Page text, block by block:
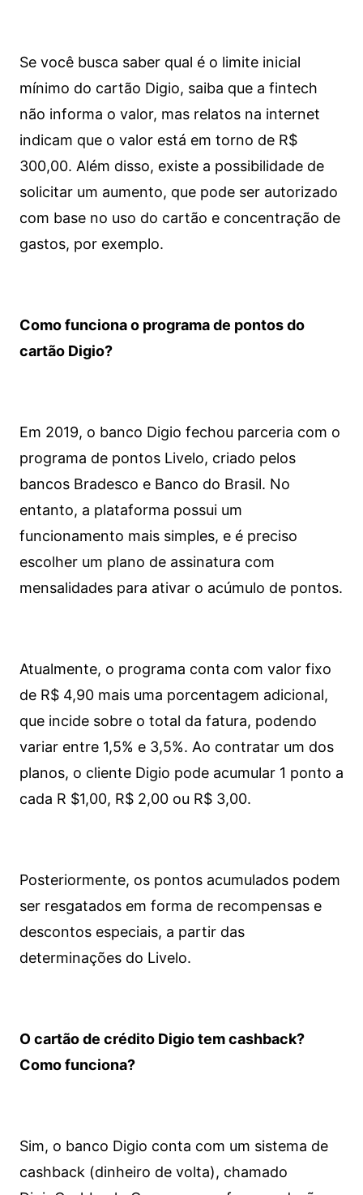
Se você busca saber qual é o limite inicial
mínimo do cartão Digio, saiba que a fintech
não informa o valor, mas relatos na internet
indicam que o valor está em torno de R$
300,00. Além disso, existe a possibilidade de
solicitar um aumento, que pode ser autorizado
com base no uso do cartão e concentração de
gastos, por exemplo.
Como funciona o programa de pontos do
cartão Digio?
Em 2019, o banco Digio fechou parceria com o
programa de pontos Livelo, criado pelos
bancos Bradesco e Banco do Brasil. No
entanto, a plataforma possui um
funcionamento mais simples, e é preciso
escolher um plano de assinatura com
mensalidades para ativar o acúmulo de pontos.
Atualmente, o programa conta com valor fixo
de R$ 4,90 mais uma porcentagem adicional,
que incide sobre o total da fatura, podendo
variar entre 1,5% e 3,5%. Ao contratar um dos
planos, o cliente Digio pode acumular 1 ponto a
cada R $1,00, R$ 2,00 ou R$ 3,00.
Posteriormente, os pontos acumulados podem
ser resgatados em forma de recompensas e
descontos especiais, a partir das
determinações do Livelo.
O cartão de crédito Digio tem cashback?
Como funciona?
Sim, o banco Digio conta com um sistema de
cashback (dinheiro de volta), chamado